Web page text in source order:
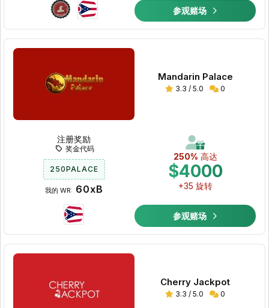
参观赌场
Mandarin Palace
3.3 / 5.0 0
250% 高达
$4000
+35 旋转
注册奖励
奖金代码
250PALACE
我的 WR: 60xB
参观赌场
Cherry Jackpot
3.3 / 5.0 0